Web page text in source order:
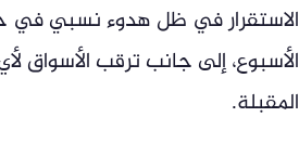
الاستقرار في ظل هدوء نسبي في
الأسبوع، إلى جانب ترقب الأسواق
المقبلة.